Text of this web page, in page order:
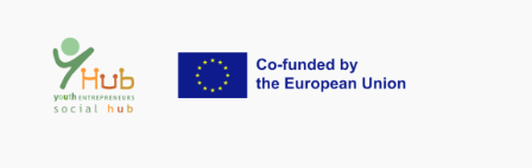
περιεχόμενο